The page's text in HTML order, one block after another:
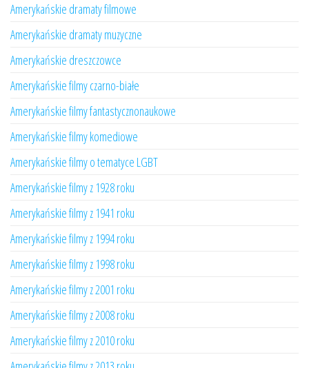
Amerykańskie dramaty filmowe
Amerykańskie dramaty muzyczne
Amerykańskie dreszczowce
Amerykańskie filmy czarno-białe
Amerykańskie filmy fantastycznonaukowe
Amerykańskie filmy komediowe
Amerykańskie filmy o tematyce LGBT
Amerykańskie filmy z 1928 roku
Amerykańskie filmy z 1941 roku
Amerykańskie filmy z 1994 roku
Amerykańskie filmy z 1998 roku
Amerykańskie filmy z 2001 roku
Amerykańskie filmy z 2008 roku
Amerykańskie filmy z 2010 roku